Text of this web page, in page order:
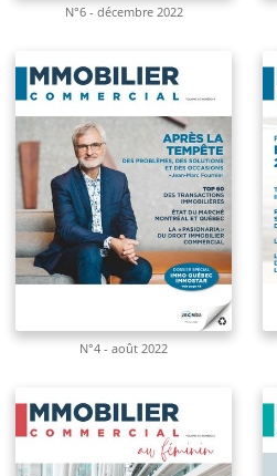
N°6 - décembre 2022
N°4 - août 2022